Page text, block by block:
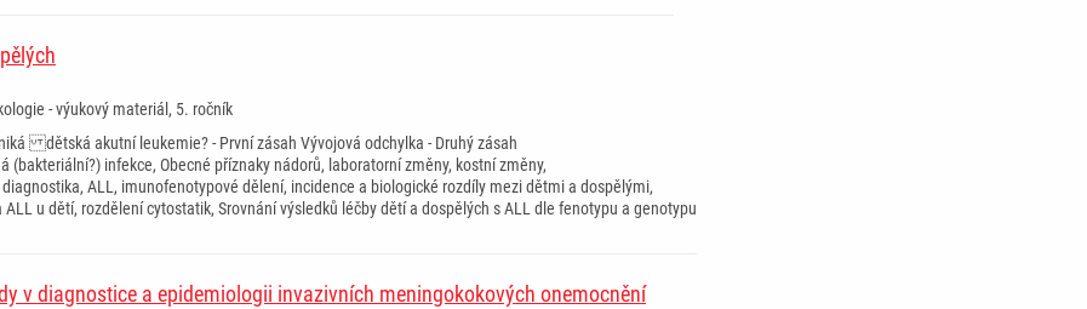
- výukový materiál, 5. ročník
dětská akutní leukemie? - První zásah Vývojová odchylka - Druhý zásah
(bakteriální?) infekce, Obecné příznaky nádorů, laboratorní změny, kostní změny,
ALL, imunofenotypové dělení, incidence a biologické rozdíly mezi dětmi a dospělými,
u dětí, rozdělení cytostatik, Srovnání výsledků léčby dětí a dospělých s ALL dle fenotypu a genotypu
v diagnostice a epidemiologii invazivních meningokokových onemocnění